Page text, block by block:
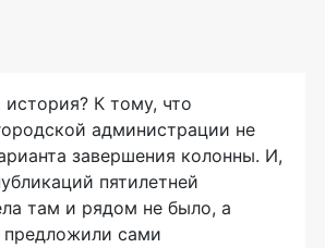
история? К тому, что
администрации не
завершения колонны. И,
пятилетней
там и рядом не было, а
сами